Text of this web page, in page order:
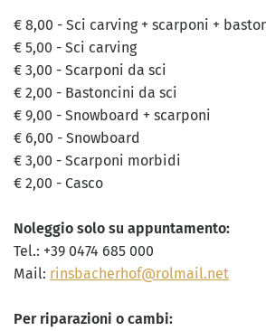
€ 8,00 - Sci carving + scarponi +
€ 5,00 - Sci carving
€ 3,00 - Scarponi da sci
€ 2,00 - Bastoncini da sci
€ 9,00 - Snowboard + scarponi
€ 6,00 - Snowboard
€ 3,00 - Scarponi morbidi
€ 2,00 - Casco
Noleggio solo su appuntamento:
Tel.: +39 0474 685 000
Mail: rinsbacherhof@rolmail.net
Per riparazioni o cambi: